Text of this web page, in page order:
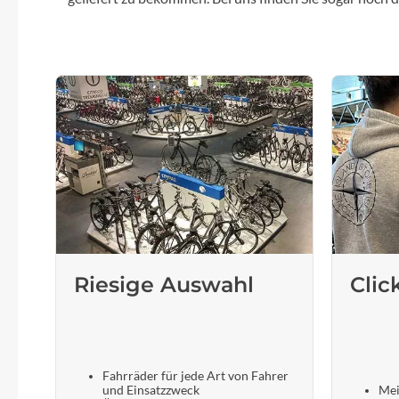
Riesige Auswahl
Fahrräder für jede Art von Fahrer
und Einsatzzweck